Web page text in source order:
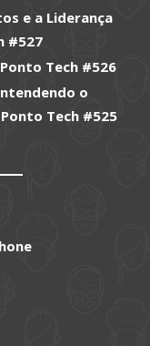
e a Liderança
#527
Tech #526
o
Tech #525